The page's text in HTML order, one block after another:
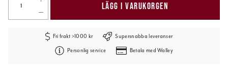
LÄGG I VARUKORGEN
Fri frakt >1000 kr Supersnabba leveranser
Personlig service Betala med Walley